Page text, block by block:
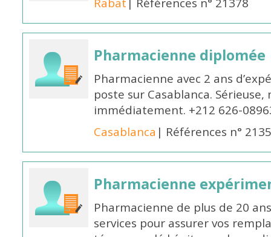
Pharmacienne diplomée
Pharmacienne avec 2 ans
poste sur Casablanca.
immédiatement. +212 626-
Casablanca | Références n°
Pharmacienne
Pharmacienne de plus de 20
services pour assurer vos